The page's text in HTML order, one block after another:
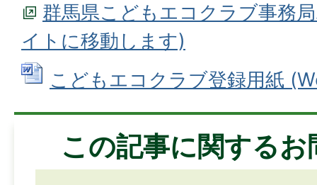
群馬県こどもエコクラブ事務
イトに移動します)
こどもエコクラブ登録用紙
この記事に関する